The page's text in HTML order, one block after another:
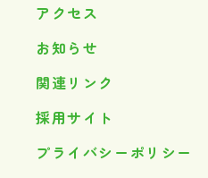
アクセス
お知らせ
関連リンク
採用サイト
プライバシーポリシー